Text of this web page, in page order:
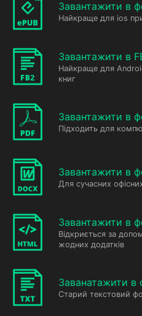
Завантажити в
Найкраще для ios
Завантажити в
Найкраще для
книг
Завантажити в
Підходить для
Завантажити в
Для сучасних
Завантажити в
Відкриється за
жодних додатків
Заванатажити в
Старий текстовий